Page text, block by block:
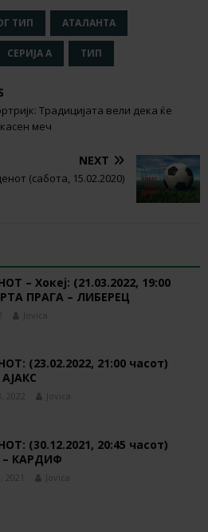
ТИП АТАЛАНТА
СЕРИЈА А ТИП
Традицијата вели дека ќе
меч
NEXT
(сабота, 15.02.2020)
– Хокеј: (21.03.2022, 19:00
ПРАГА – ЛИБЕРЕЦ
Jovica
(23.02.2022, 21:00 часот)
2022 Jovica
(30.12.2021, 20:45 часот)
КАРДИФ
2021 Jovica